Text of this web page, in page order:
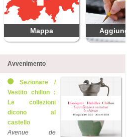
Mappa Aggiungi
Avvenimento
Sezionare /
Vestito chillon :
Le collezioni
dicono al
castello
Avenue de